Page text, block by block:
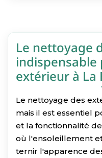
Le nettoyage
indispensable
extérieur à La
Le nettoyage des
mais il est essentiel
et la fonctionnalité
où l'ensoleillement
ternir l'apparence